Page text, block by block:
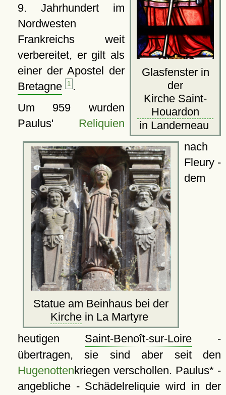
Glasfenster in
der
Kirche Saint-
Houardon
in Landerneau
9. Jahrhundert im
Nordwesten
Frankreichs weit
verbereitet, er gilt als
einer der Apostel der
Bretagne
1 .
Statue am Beinhaus bei der
Kirchein La Martyre
Um 959 wurden
Paulus' Reliquien
nach
Fleury -
dem
heutigen Saint-Benoît-sur-Loire -
übertragen, sie sind aber seit den
Hugenottenkriegen verschollen. Paulus* -
angebliche - Schädelreliquie wird in der